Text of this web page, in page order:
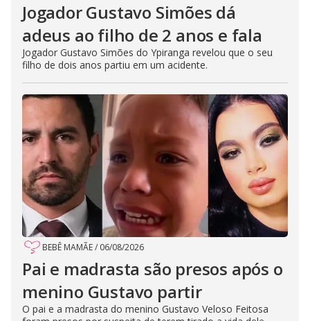
Jogador Gustavo Simões dá
adeus ao filho de 2 anos e fala
Jogador Gustavo Simões do Ypiranga revelou que o seu
filho de dois anos partiu em um acidente.
BEBÊ MAMÃE/ 06/08/2026
Pai e madrasta são presos após o
menino Gustavo partir
O pai e a madrasta do menino Gustavo Veloso Feitosa